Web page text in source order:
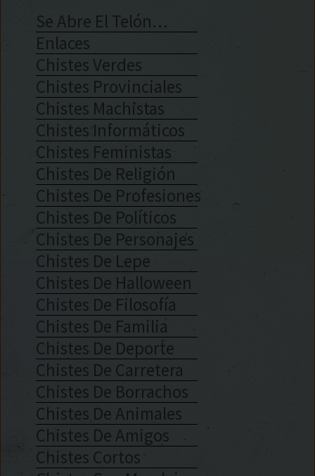
Se Abre El Telón…
Enlaces
Chistes Verdes
Chistes Provinciales
Chistes Machistas
Chistes Informáticos
Chistes Feministas
Chistes De Religión
Chistes De Profesiones
Chistes De Políticos
Chistes De Personajes
Chistes De Lepe
Chistes De Halloween
Chistes De Filosofía
Chistes De Familia
Chistes De Deporte
Chistes De Carretera
Chistes De Borrachos
Chistes De Animales
Chistes De Amigos
Chistes Cortos